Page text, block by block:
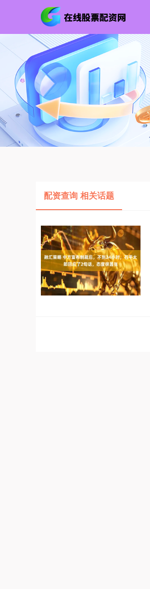
配资查询 相关话题